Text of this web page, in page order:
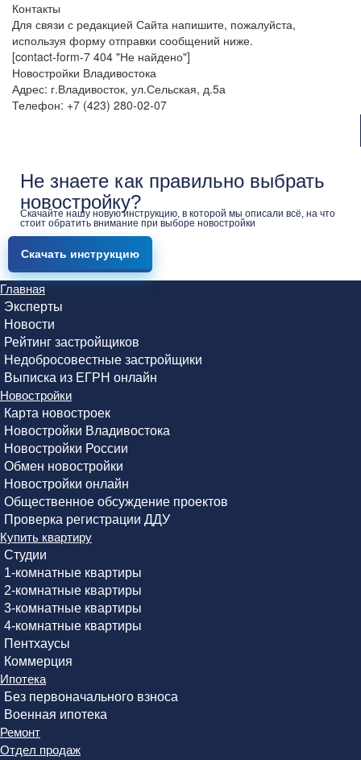
Контакты
Для связи с редакцией Сайта напишите, пожалуйста,
используя форму отправки сообщений ниже.
[contact-form-7 404 "Не найдено"]
Новостройки Владивостока
Адрес: г.Владивосток, ул.Сельская, д.5а
Телефон: +7 (423) 280-02-07
Не знаете как правильно выбрать
новостройку?
Скачайте нашу новую инструкцию, в которой мы описали всё, на что
стоит обратить внимание при выборе новостройки
Скачать инструкцию
Главная
Эксперты
Новости
Рейтинг застройщиков
Недобросовестные застройщики
Выписка из ЕГРН онлайн
Новостройки
Карта новостроек
Новостройки Владивостока
Новостройки России
Обмен новостройки
Новостройки онлайн
Общественное обсуждение проектов
Проверка регистрации ДДУ
Купить квартиру
Студии
1-комнатные квартиры
2-комнатные квартиры
3-комнатные квартиры
4-комнатные квартиры
Пентхаусы
Коммерция
Ипотека
Без первоначального взноса
Военная ипотека
Ремонт
Отдел продаж